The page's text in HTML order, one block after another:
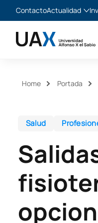
ContactoActualidad
Noticias
Home Portada
Salud